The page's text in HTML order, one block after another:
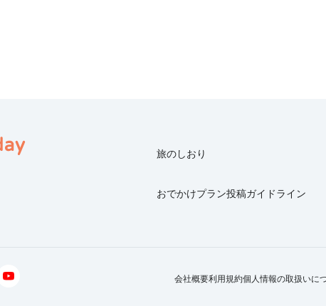
旅のしおり
おでかけプラン投稿ガイドライン
会社概要利用規約個人情報の取扱いに